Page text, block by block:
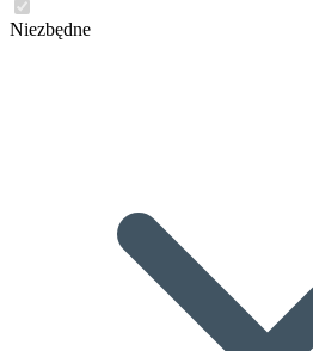
Niezbędne